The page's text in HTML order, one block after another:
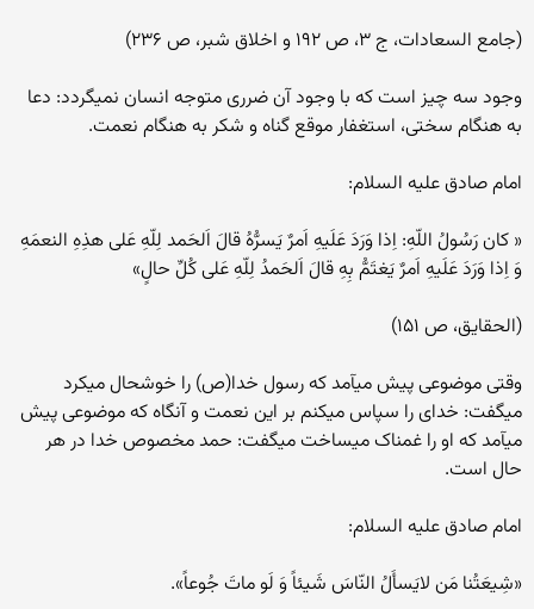
(جامع السعادات، ج ۳، ص ۱۹۲ و اخلاق شبر، ص ۲۳۶)
وجود سه چیز است که با وجود آن ضرری متوجه انسان نمی‏گردد: دعا
به هنگام سختی، استغفار موقع گناه و شکر به هنگام نعمت.
امام صادق علیه السلام:
« کان رَسُولُ اللّهِ: اِذا وَرَدَ عَلَیهِ اَمرٌ یَسرُّهُ قالَ اَلحَمد لِلّهِ عَلی هذِهِ النعمَهِ
وَ اِذا وَرَدَ عَلَیهِ اَمرٌ یَغتَمُّ بِهِ قالَ اَلحَمدُ لِلّهِ عَلی کُلِّ حالٍ»
(الحقایق، ص ۱۵۱)
وقتی موضوعی پیش می‏آمد که رسول خدا(ص) را خوشحال می‏کرد
می‏گفت: خدای را سپاس می‏کنم بر این نعمت و آنگاه که موضوعی پیش
می‏آمد که او را غمناک می‏ساخت می‏گفت: حمد مخصوص خدا در هر
حال است.
امام صادق علیه السلام:
«شِیعَتُنا مَن لایَسأَلُ النّاسَ شَیئاً وَ لَو ماتَ جُوعاً».